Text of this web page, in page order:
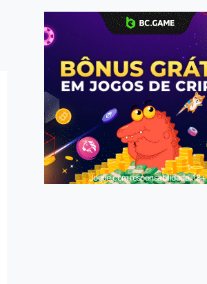
Jogue com responsabilidade. 18+